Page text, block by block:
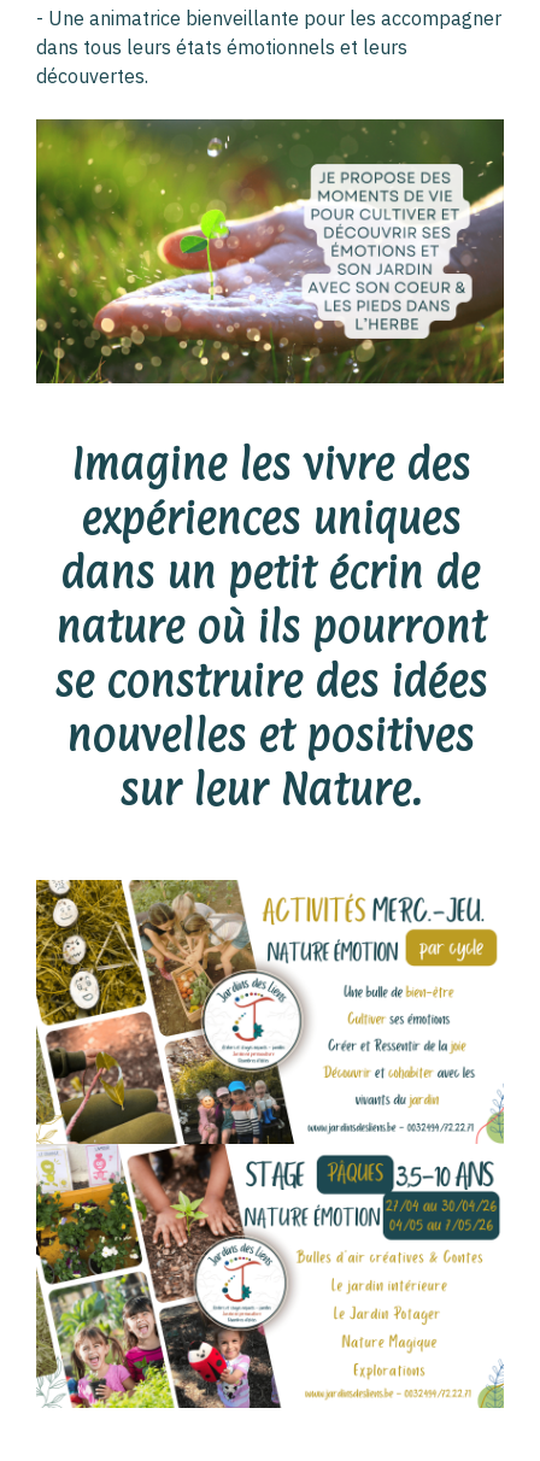
- Une animatrice bienveillante pour les accompagner
dans tous leurs états émotionnels et leurs
découvertes.
Imagine les vivre des
expériences uniques
dans un petit écrin de
nature où ils pourront
se construire des idées
nouvelles et positives
sur leur Nature.